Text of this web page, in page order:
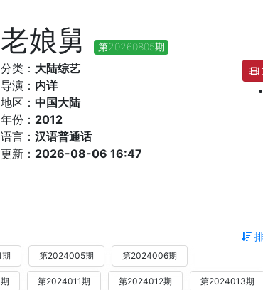
娘舅 第20260805期
分类： 大陆综艺
导演： 内详
地区： 中国大陆
年份： 2012
语言： 汉语普通话
更新： 2026-08-06 16:47
第2024005期 第2024006期
第2024011期 第2024012期 第2024013期